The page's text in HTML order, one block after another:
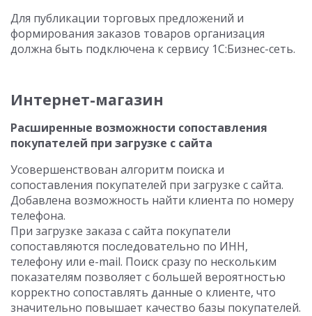
Для публикации торговых предложений и
формирования заказов товаров организация
должна быть подключена к сервису 1С:Бизнес-сеть.
Интернет-магазин
Расширенные возможности сопоставления
покупателей при загрузке с сайта
Усовершенствован алгоритм поиска и
сопоставления покупателей при загрузке с сайта.
Добавлена возможность найти клиента по номеру
телефона.
При загрузке заказа с сайта покупатели
сопоставляются последовательно по ИНН,
телефону или e-mail. Поиск сразу по нескольким
показателям позволяет с большей вероятностью
корректно сопоставлять данные о клиенте, что
значительно повышает качество базы покупателей.